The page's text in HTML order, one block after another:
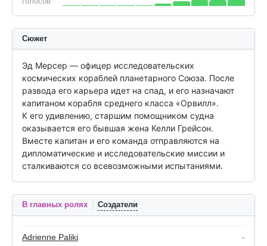
Сюжет
Эд Мерсер — офицер исследовательских
космических кораблей планетарного Союза. После
развода его карьера идет на спад, и его назначают
капитаном корабля среднего класса «Орвилл».
К его удивлению, старшим помощником судна
оказывается его бывшая жена Келли Грейсон.
Вместе капитан и его команда отправляются на
дипломатические и исследовательские миссии и
сталкиваются со всевозможными испытаниями.
В главных ролях Создатели
Adrienne Paliki -